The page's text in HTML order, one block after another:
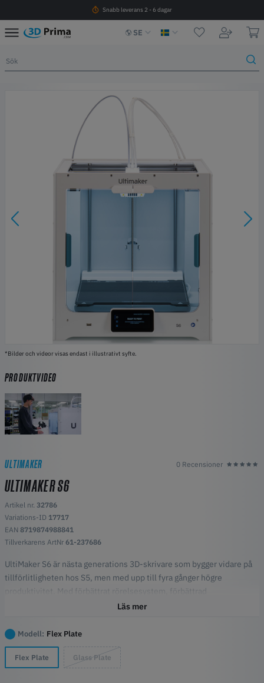
Snabb leverans 2 - 6 dagar
SE
*Bilder och videor visas endast i illustrativt syfte.
PRODUKTVIDEO
ULTIMAKER 0 Recensioner
ULTIMAKER S6
Artikel nr. 32786
Variations-ID 17717
EAN 8719874988841
Tillverkarens ArtNr 61-237686
UltiMaker S6 är nästa generations 3D-skrivare som bygger vidare på
tillförlitligheten hos S5, men med upp till fyra gånger högre
produktivitet. Med förbättrat rörelsesystem, förbättrad
autokalibrering och valbar byggplatta levererar S6 snabbare,
Viktiga funktioner
Cheetah motion planner ger snabbare och mer exakt utskrift
Generös byggvolym på 330 x 240 x 300 mm
Läs mer
Modell: Flex Plate
Flex Plate Glass Plate